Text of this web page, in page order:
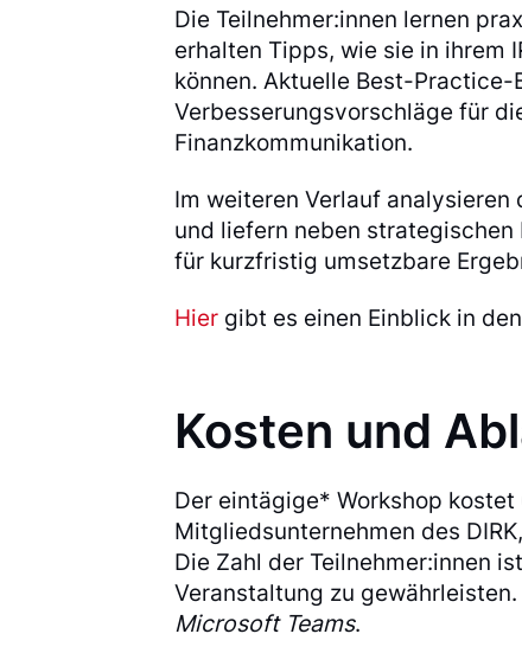
Die Teilnehmer:innen lernen
erhalten Tipps, wie sie in
können. Aktuelle Best-
Verbesserungsvorschläge für
Finanzkommunikation.
Im weiteren Verlauf analysieren
und liefern neben strategischen
für kurzfristig umsetzbare
Hier gibt es einen Einblick in
Kosten und
Der eintägige* Workshop
Mitgliedsunternehmen des
Die Zahl der Teilnehmer:innen
Veranstaltung zu
Microsoft Teams.